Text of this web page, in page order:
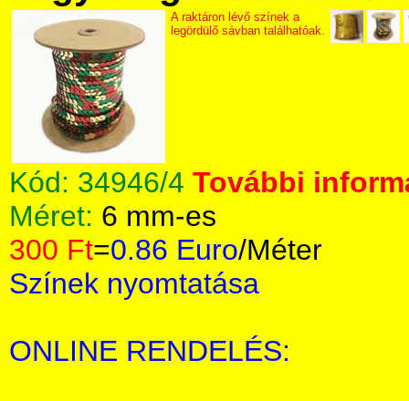
A raktáron lévő színek a
legördülő sávban találhatóak.
Kód: 34946/4 További
Méret: 6 mm-es
300 Ft=0.86 Euro/Méter
Színek nyomtatása
ONLINE RENDELÉS: